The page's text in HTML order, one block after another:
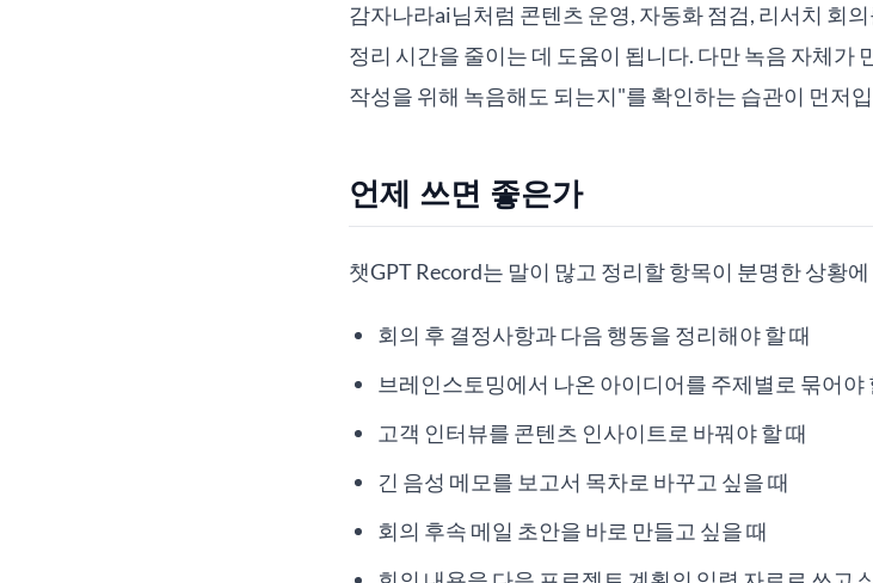
감자나라ai님처럼 콘텐츠 운영, 자동화 점검, 리서치 회
정리 시간을 줄이는 데 도움이 됩니다. 다만 녹음 자체가
작성을 위해 녹음해도 되는지"를 확인하는 습관이 먼저
언제 쓰면 좋은가
챗GPT Record는 말이 많고 정리할 항목이 분명한 상황
회의 후 결정사항과 다음 행동을 정리해야 할 때
브레인스토밍에서 나온 아이디어를 주제별로 묶어야
고객 인터뷰를 콘텐츠 인사이트로 바꿔야 할 때
긴 음성 메모를 보고서 목차로 바꾸고 싶을 때
회의 후속 메일 초안을 바로 만들고 싶을 때